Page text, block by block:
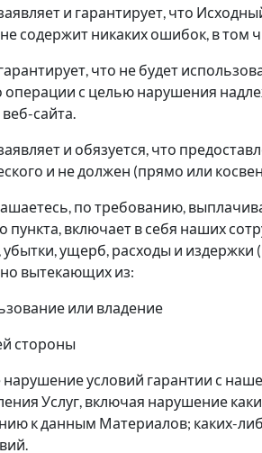
и гарантирует, что
не содержит никаких ошибок, в том
что не будет
операции с целью нарушения
сайта.
и обязуется, что
и не должен (прямо или
по требованию,
пункта, включает в себя наших
убытки, ущерб, расходы и
вытекающих из:
или владение
стороны
нарушение условий гарантии с
Услуг, включая нарушение
к данным Материалов; каких-